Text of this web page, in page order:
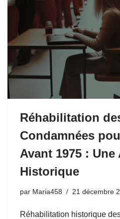
Réhabilitation
Condamnées
Avant 1975 : Une
Historique
par Maria458 21 décembre
Réhabilitation historique